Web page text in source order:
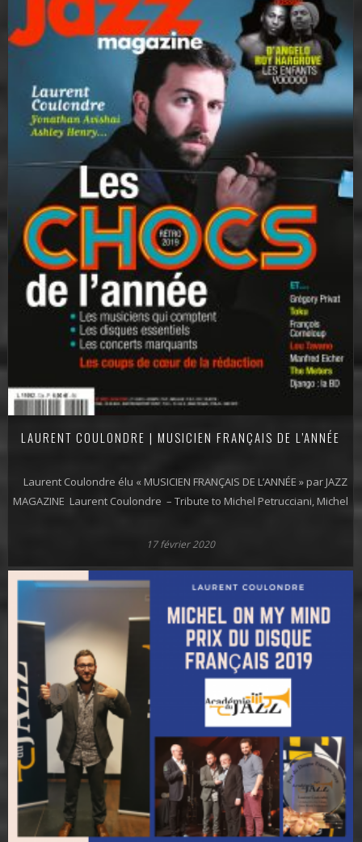
LAURENT COULONDRE | MUSICIEN FRANÇAIS DE L’ANNÉE
Laurent Coulondre élu « MUSICIEN FRANÇAIS DE L’ANNÉE » par JAZZ
MAGAZINE Laurent Coulondre – Tribute to Michel Petrucciani, Michel
17 février 2020